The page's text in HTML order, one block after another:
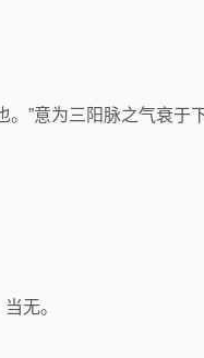
。”意为三阳脉之气衰于
无。